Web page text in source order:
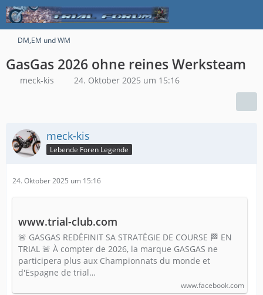
DM,EM und WM
GasGas 2026 ohne reines Werksteam
meck-kis 24. Oktober 2025 um 15:16
meck-kis
Lebende Foren Legende
24. Oktober 2025 um 15:16
www.trial-club.com
🚨 GASGAS REDÉFINIT SA STRATÉGIE DE COURSE 🏁 EN
TRIAL 🚨 À compter de 2026, la marque GASGAS ne
participera plus aux Championnats du monde et
d'Espagne de trial…
www.facebook.com